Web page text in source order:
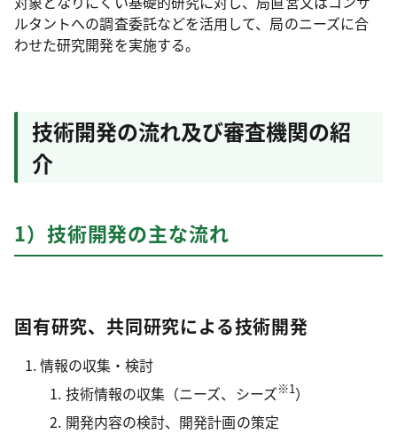
ルタントへの調査委託などを活用して、局のニーズに合
わせた研究開発を実施する。
技術開発の流れ及び審査機関の紹
介
1）技術開発の主な流れ
固有研究、共同研究による技術開発
情報の収集・検討
技術情報の収集（ニーズ、シーズ※1）
開発内容の検討、開発計画の策定